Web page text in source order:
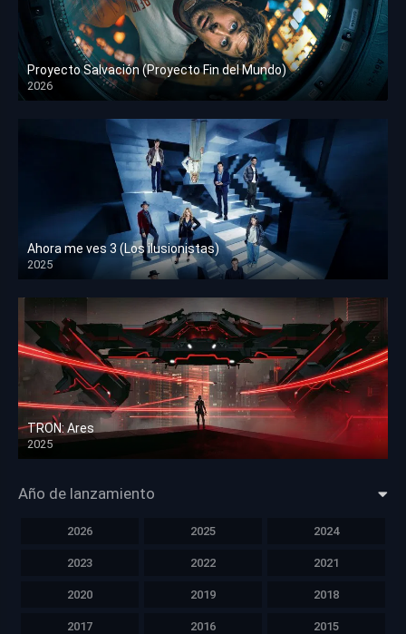
Proyecto Salvación (Proyecto Fin del Mundo)
2026
HD 1080p
Ahora me ves 3 (Los ilusionistas)
2025
HD 1080p
TRON: Ares
2025
HD 1080p
Año de lanzamiento
2026 2025 2024
2023 2022 2021
2020 2019 2018
2017 2016 2015